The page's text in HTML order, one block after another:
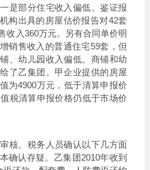
是部分住宅收入偏低。鉴证报
构出具的房屋估价报告对42套
收入360万元。另有合同单价明
销售收入的普通住宅59套，但
、幼儿园收入偏低。商铺和幼
了乙集团。甲企业提供的房屋
为4900万元，低于清算申报价
税清算申报价格仍低于市场价
。税务人员确认以下几方面
确认存疑。乙集团2010年收到